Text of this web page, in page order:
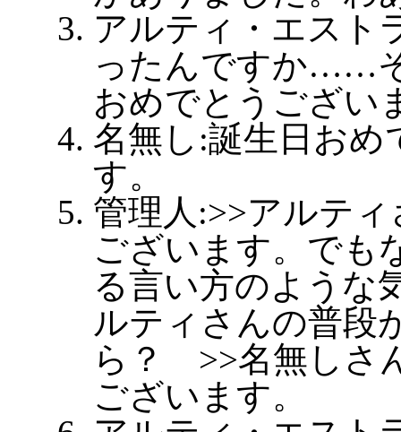
アルティ・エスト
ったんですか……
おめでとうござい
名無し:誕生日おめ
す。
管理人:>>アルテ
ございます。でも
る言い方のような
ルティさんの普段
ら？ >>名無しさ
ございます。